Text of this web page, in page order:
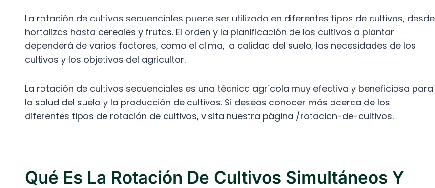
La rotación de cultivos secuenciales puede ser utilizada en diferentes tipos de cultivos, desde
hortalizas hasta cereales y frutas. El orden y la planificación de los cultivos a plantar
dependerá de varios factores, como el clima, la calidad del suelo, las necesidades de los
cultivos y los objetivos del agricultor.
La rotación de cultivos secuenciales es una técnica agrícola muy efectiva y beneficiosa para
la salud del suelo y la producción de cultivos. Si deseas conocer más acerca de los
diferentes tipos de rotación de cultivos, visita nuestra página /rotacion-de-cultivos.
Qué Es La Rotación De Cultivos Simultáneos Y